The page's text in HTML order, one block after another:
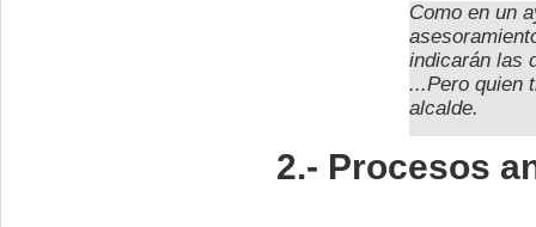
Como en un
indicarán las
...Pero quien
alcalde.
2.- Procesos